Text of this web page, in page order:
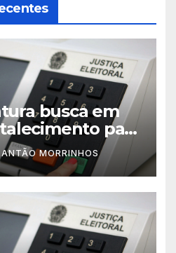
busca em
para
MORRINHOS